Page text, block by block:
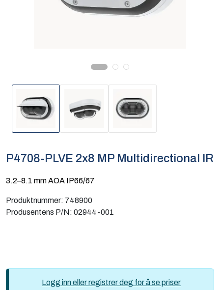
P4708-PLVE 2x8 MP Multidirectional IR
3.2–8.1 mm AOA IP66/67
Produktnummer: 748900
Produsentens P/N: 02944-001
Logg inn eller registrer deg for å se priser